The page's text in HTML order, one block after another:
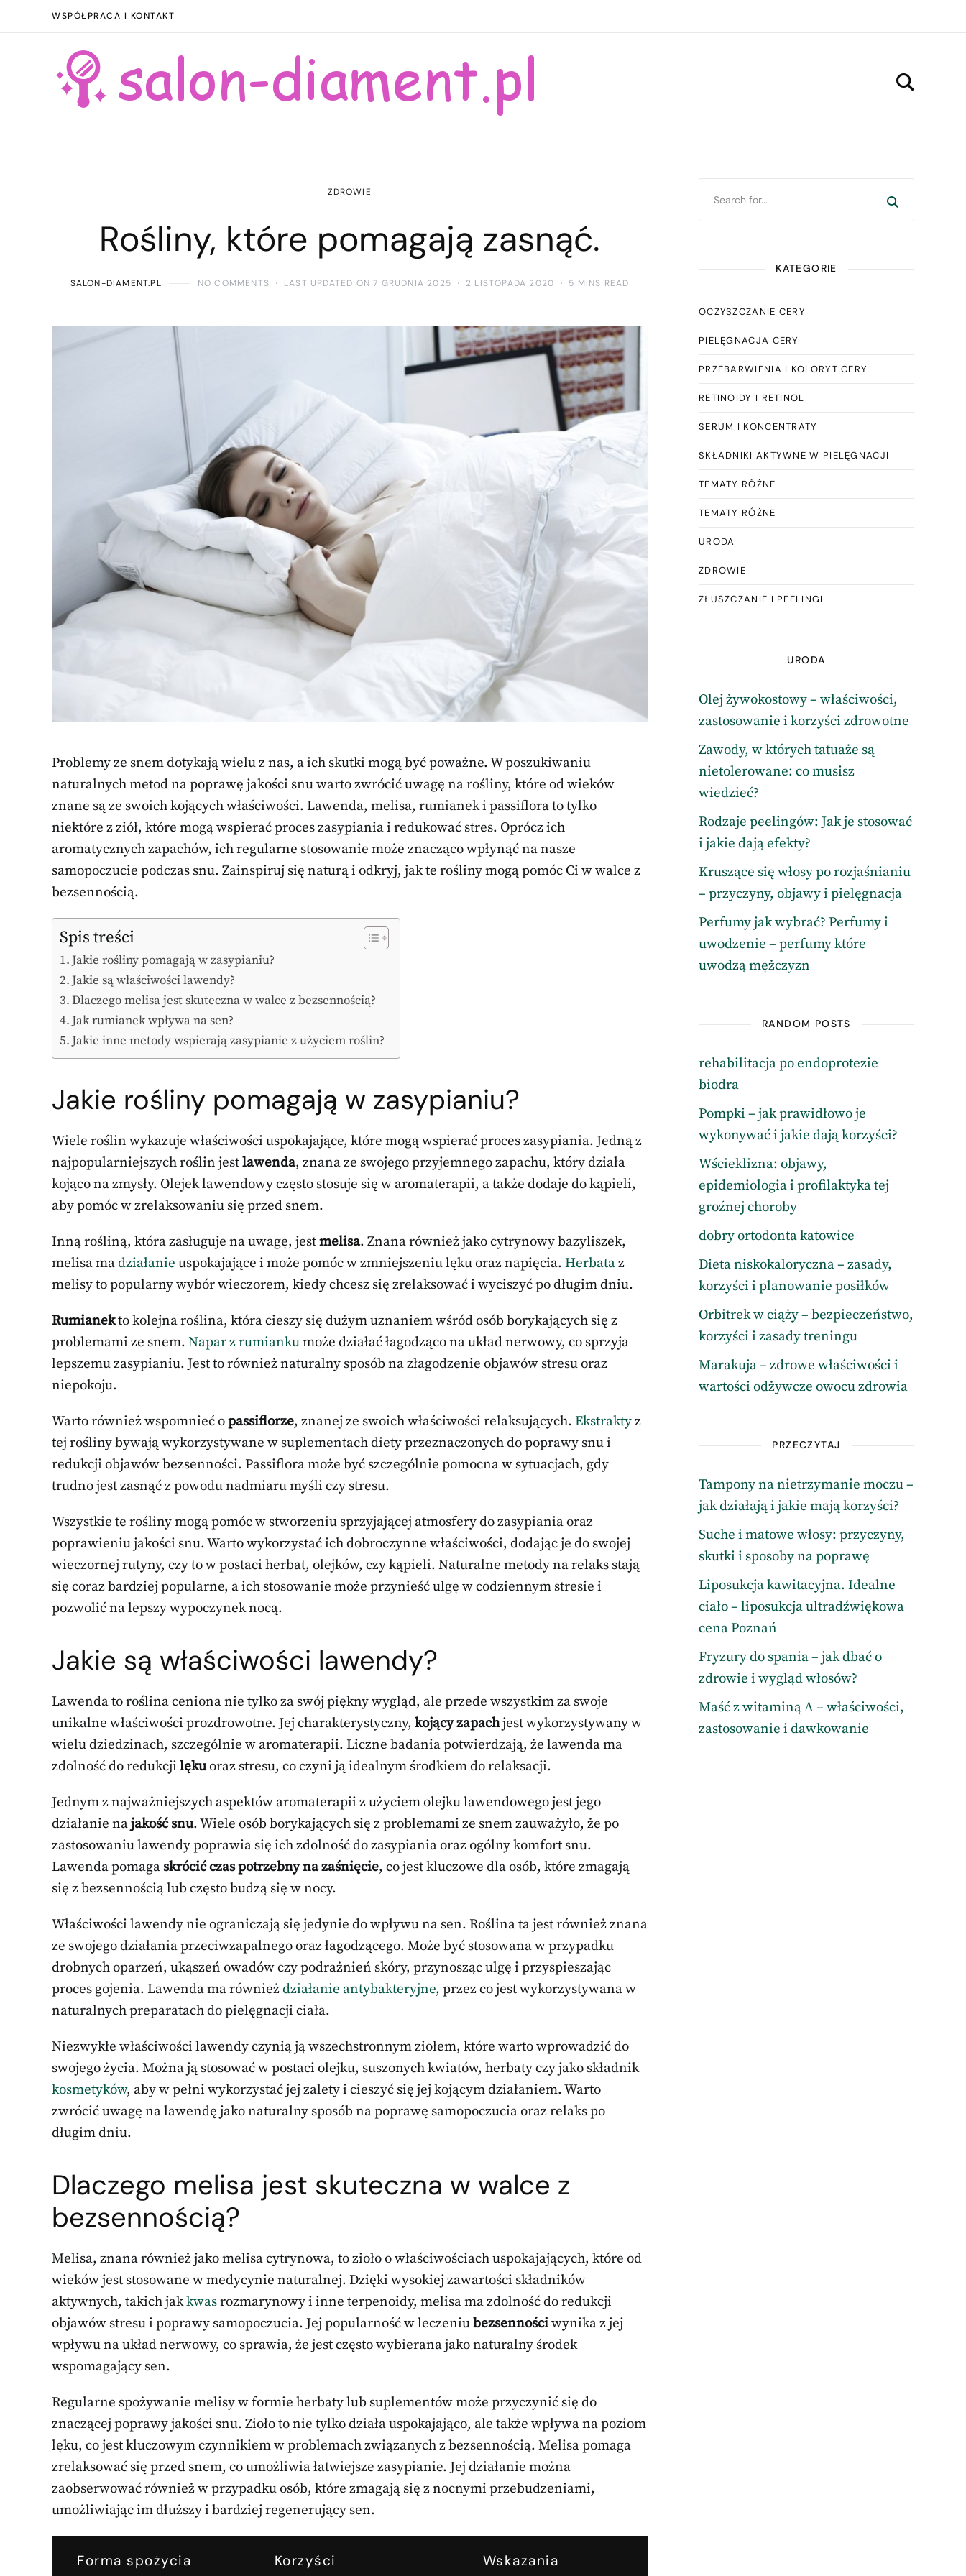
WSPÓŁPRACA I KONTAKT
ZDROWIE
Rośliny, które pomagają zasnąć.
SALON-DIAMENT.PL NO COMMENTS LAST UPDATED ON 7 GRUDNIA 2025 2 LISTOPADA 2020 5 MINS READ
Problemy ze snem dotykają wielu z nas, a ich skutki mogą być poważne. W poszukiwaniu
naturalnych metod na poprawę jakości snu warto zwrócić uwagę na rośliny, które od wieków
znane są ze swoich kojących właściwości. Lawenda, melisa, rumianek i passiflora to tylko
niektóre z ziół, które mogą wspierać proces zasypiania i redukować stres. Oprócz ich
aromatycznych zapachów, ich regularne stosowanie może znacząco wpłynąć na nasze
samopoczucie podczas snu. Zainspiruj się naturą i odkryj, jak te rośliny mogą pomóc Ci w walce z
bezsennością.
Spis treści
Jakie rośliny pomagają w zasypianiu?
Jakie są właściwości lawendy?
Dlaczego melisa jest skuteczna w walce z bezsennością?
Jak rumianek wpływa na sen?
Jakie inne metody wspierają zasypianie z użyciem roślin?
Jakie rośliny pomagają w zasypianiu?
Wiele roślin wykazuje właściwości uspokajające, które mogą wspierać proces zasypiania. Jedną z
najpopularniejszych roślin jestlawenda, znana ze swojego przyjemnego zapachu, który działa
kojąco na zmysły. Olejek lawendowy często stosuje się w aromaterapii, a także dodaje do kąpieli,
aby pomóc w zrelaksowaniu się przed snem.
Inną rośliną, która zasługuje na uwagę, jestmelisa. Znana również jako cytrynowy bazyliszek,
melisa madziałanie uspokajające i może pomóc w zmniejszeniu lęku oraz napięcia. Herbataz
melisy to popularny wybór wieczorem, kiedy chcesz się zrelaksować i wyciszyć po długim dniu.
Rumianekto kolejna roślina, która cieszy się dużym uznaniem wśród osób borykających się z
problemami ze snem. Napar z rumiankumoże działać łagodząco na układ nerwowy, co sprzyja
lepszemu zasypianiu. Jest to również naturalny sposób na złagodzenie objawów stresu oraz
niepokoju.
Warto również wspomnieć opassiflorze, znanej ze swoich właściwości relaksujących. Ekstraktyz
tej rośliny bywają wykorzystywane w suplementach diety przeznaczonych do poprawy snu i
redukcji objawów bezsenności. Passiflora może być szczególnie pomocna w sytuacjach, gdy
trudno jest zasnąć z powodu nadmiaru myśli czy stresu.
Wszystkie te rośliny mogą pomóc w stworzeniu sprzyjającej atmosfery do zasypiania oraz
poprawieniu jakości snu. Warto wykorzystać ich dobroczynne właściwości, dodając je do swojej
wieczornej rutyny, czy to w postaci herbat, olejków, czy kąpieli. Naturalne metody na relaks stają
się coraz bardziej popularne, a ich stosowanie może przynieść ulgę w codziennym stresie i
pozwolić na lepszy wypoczynek nocą.
Jakie są właściwości lawendy?
Lawenda to roślina ceniona nie tylko za swój piękny wygląd, ale przede wszystkim za swoje
unikalne właściwości prozdrowotne. Jej charakterystyczny, kojący zapachjest wykorzystywany w
wielu dziedzinach, szczególnie w aromaterapii. Liczne badania potwierdzają, że lawenda ma
zdolność do redukcji lękuoraz stresu, co czyni ją idealnym środkiem do relaksacji.
Jednym z najważniejszych aspektów aromaterapii z użyciem olejku lawendowego jest jego
działanie najakość snu. Wiele osób borykających się z problemami ze snem zauważyło, że po
zastosowaniu lawendy poprawia się ich zdolność do zasypiania oraz ogólny komfort snu.
Lawenda pomaga skrócić czas potrzebny na zaśnięcie, co jest kluczowe dla osób, które zmagają
się z bezsennością lub często budzą się w nocy.
Właściwości lawendy nie ograniczają się jedynie do wpływu na sen. Roślina ta jest również znana
ze swojego działania przeciwzapalnego oraz łagodzącego. Może być stosowana w przypadku
drobnych oparzeń, ukąszeń owadów czy podrażnień skóry, przynosząc ulgę i przyspieszając
proces gojenia. Lawenda ma równieżdziałanie antybakteryjne, przez co jest wykorzystywana w
naturalnych preparatach do pielęgnacji ciała.
Niezwykłe właściwości lawendy czynią ją wszechstronnym ziołem, które warto wprowadzić do
swojego życia. Można ją stosować w postaci olejku, suszonych kwiatów, herbaty czy jako składnik
kosmetyków, aby w pełni wykorzystać jej zalety i cieszyć się jej kojącym działaniem. Warto
zwrócić uwagę na lawendę jako naturalny sposób na poprawę samopoczucia oraz relaks po
długim dniu.
Dlaczego melisa jest skuteczna w walce z
bezsennością?
Melisa, znana również jako melisa cytrynowa, to zioło o właściwościach uspokajających, które od
wieków jest stosowane w medycynie naturalnej. Dzięki wysokiej zawartości składników
aktywnych, takich jakkwasrozmarynowy i inne terpenoidy, melisa ma zdolność do redukcji
objawów stresu i poprawy samopoczucia. Jej popularność w leczeniubezsennościwynika z jej
wpływu na układ nerwowy, co sprawia, że jest często wybierana jako naturalny środek
wspomagający sen.
Regularne spożywanie melisy w formie herbaty lub suplementów może przyczynić się do
znaczącej poprawy jakości snu. Zioło to nie tylko działa uspokajająco, ale także wpływa na poziom
lęku, co jest kluczowym czynnikiem w problemach związanych z bezsennością. Melisa pomaga
zrelaksować się przed snem, co umożliwia łatwiejsze zasypianie. Jej działanie można
zaobserwować również w przypadku osób, które zmagają się z nocnymi przebudzeniami,
umożliwiając im dłuższy i bardziej regenerujący sen.
Forma spożycia Korzyści Wskazania
KATEGORIE
OCZYSZCZANIE CERY
PIELĘGNACJA CERY
PRZEBARWIENIA I KOLORYT CERY
RETINOIDY I RETINOL
SERUM I KONCENTRATY
SKŁADNIKI AKTYWNE W PIELĘGNACJI
TEMATY RÓŻNE
TEMATY RÓŻNE
URODA
ZDROWIE
ZŁUSZCZANIE I PEELINGI
URODA
Olej żywokostowy – właściwości,
zastosowanie i korzyści zdrowotne
Zawody, w których tatuaże są
nietolerowane: co musisz
wiedzieć?
Rodzaje peelingów: Jak je stosować
i jakie dają efekty?
Kruszące się włosy po rozjaśnianiu
– przyczyny, objawy i pielęgnacja
Perfumy jak wybrać? Perfumy i
uwodzenie – perfumy które
uwodzą mężczyzn
RANDOM POSTS
rehabilitacja po endoprotezie
biodra
Pompki – jak prawidłowo je
wykonywać i jakie dają korzyści?
Wścieklizna: objawy,
epidemiologia i profilaktyka tej
groźnej choroby
dobry ortodonta katowice
Dieta niskokaloryczna – zasady,
korzyści i planowanie posiłków
Orbitrek w ciąży – bezpieczeństwo,
korzyści i zasady treningu
Marakuja – zdrowe właściwości i
wartości odżywcze owocu zdrowia
PRZECZYTAJ
Tampony na nietrzymanie moczu –
jak działają i jakie mają korzyści?
Suche i matowe włosy: przyczyny,
skutki i sposoby na poprawę
Liposukcja kawitacyjna. Idealne
ciało – liposukcja ultradźwiękowa
cena Poznań
Fryzury do spania – jak dbać o
zdrowie i wygląd włosów?
Maść z witaminą A – właściwości,
zastosowanie i dawkowanie